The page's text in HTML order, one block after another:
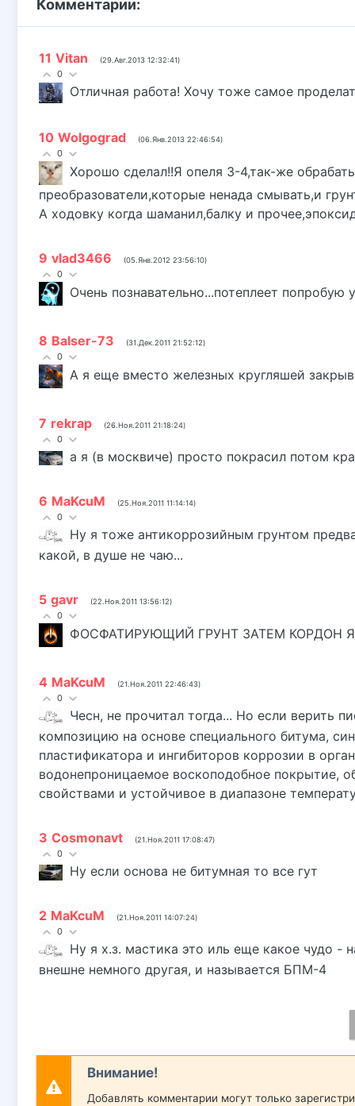
Комментарии:
11 Vitan (29.Авг.2013 12:32:41)
0
Отличная работа! Хочу тоже самое
10 Wolgograd (06.Янв.2013 22:46:54)
0
Хорошо сделал!!Я опеля 3-4,так-же
преобразователи,которые ненада смывать,и
А ходовку когда шаманил,балку и
9 vlad3466 (05.Янв.2012 23:56:10)
0
Очень познавательно...потеплеет попробую
8 Balser-73 (31.Дек.2011 21:52:12)
0
А я еще вместо железных кругляшей
7 rekrap (26.Ноя.2011 21:18:24)
0
а я (в москвиче) просто покрасил потом
6 MaKcuM (25.Ноя.2011 11:14:14)
0
Ну я тоже антикоррозийным грунтом
какой, в душе не чаю...
5 gavr (22.Ноя.2011 13:56:12)
0
ФОСФАТИРУЮЩИЙ ГРУНТ ЗАТЕМ КОРДОН Я
4 MaKcuM (21.Ноя.2011 22:46:43)
0
Чесн, не прочитал тогда... Но если верить
композицию на основе специального битума,
пластификатора и ингибиторов коррозии в
водонепроницаемое воскоподобное
свойствами и устойчивое в диапазоне
3 Cosmonavt (21.Ноя.2011 17:08:47)
0
Ну если основа не битумная то все гут
2 MaKcuM (21.Ноя.2011 14:07:24)
0
Ну я х.з. мастика это иль еще какое чудо -
внешне немного другая, и называется БПМ-4
Внимание!
Добавлять комментарии могут только